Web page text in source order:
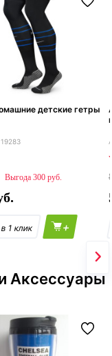
детские гетры
300
+
Аксессуары